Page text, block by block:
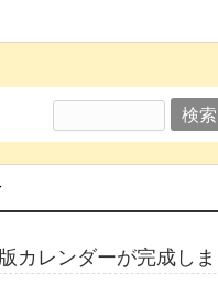
索:
カレンダーが完成しま